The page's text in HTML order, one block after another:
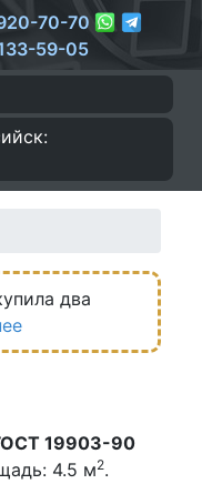
70-70
59-05
два
19903-90
4.5 м2.